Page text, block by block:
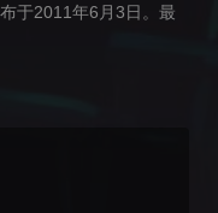
于2011年6月3日。最